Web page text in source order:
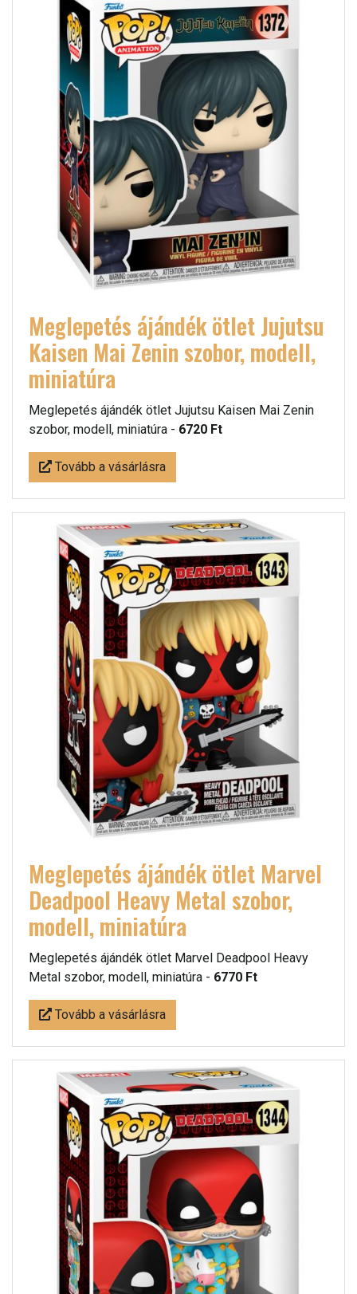
Meglepetés ájándék ötlet Jujutsu
Kaisen Mai Zenin szobor, modell,
miniatúra
Meglepetés ájándék ötlet Jujutsu Kaisen Mai Zenin
szobor, modell, miniatúra - 6720 Ft
Tovább a vásárlásra
Meglepetés ájándék ötlet Marvel
Deadpool Heavy Metal szobor,
modell, miniatúra
Meglepetés ájándék ötlet Marvel Deadpool Heavy
Metal szobor, modell, miniatúra - 6770 Ft
Tovább a vásárlásra